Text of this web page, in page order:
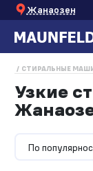
Жанаозен
СТИРАЛЬНЫЕ
Узкие
По